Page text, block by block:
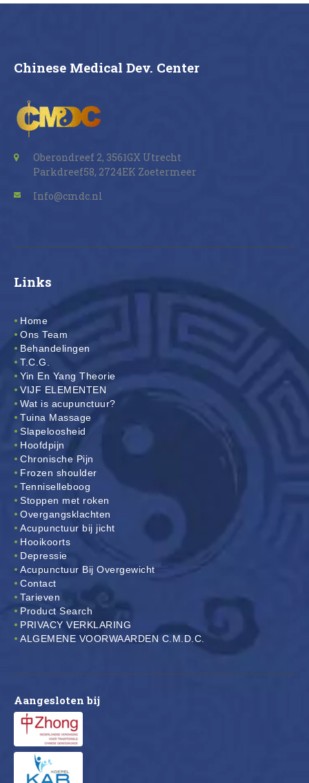
Chinese Medical Dev. Center
Oberondreef 2, 3561GX Utrecht
Parkdreef58, 2724EK Zoetermeer
Info@cmdc.nl
Links
Home
Ons Team
Behandelingen
T.C.G.
Yin En Yang Theorie
VIJF ELEMENTEN
Wat is acupunctuur?
Tuina Massage
Slapeloosheid
Hoofdpijn
Chronische Pijn
Frozen shoulder
Tenniselleboog
Stoppen met roken
Overgangsklachten
Acupunctuur bij jicht
Hooikoorts
Depressie
Acupunctuur Bij Overgewicht
Contact
Tarieven
Product Search
PRIVACY VERKLARING
ALGEMENE VOORWAARDEN C.M.D.C.
Aangesloten bij